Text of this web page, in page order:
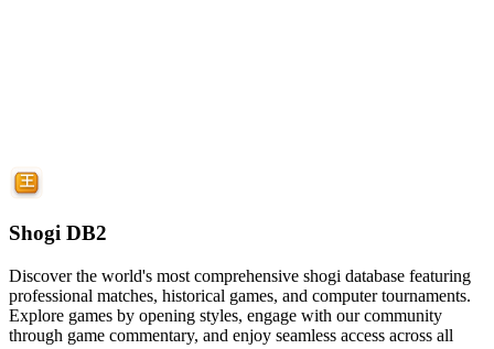
Shogi DB2
Discover the world's most comprehensive shogi database featuring
professional matches, historical games, and computer tournaments.
Explore games by opening styles, engage with our community
through game commentary, and enjoy seamless access across all